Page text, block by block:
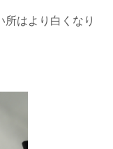
はより白くなり